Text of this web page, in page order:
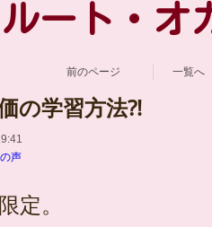
ート・オ
前のページ 一覧へ
の学習方法⁈
声
定。